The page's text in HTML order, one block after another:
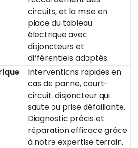
circuits, et la mise en
place du tableau
électrique avec
disjoncteurs et
différentiels adaptés.
Interventions rapides en
cas de panne, court-
circuit, disjoncteur qui
saute ou prise défaillante.
Diagnostic précis et
réparation efficace grâce
à notre expertise terrain.